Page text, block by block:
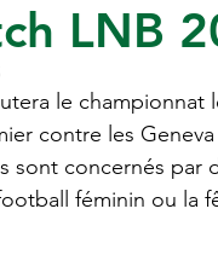
LNB
le championnat
contre les
sont concernés par
féminin ou la